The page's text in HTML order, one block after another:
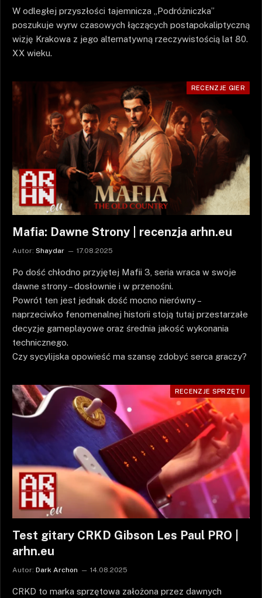
W odległej przyszłości tajemnicza „Podróżniczka”
poszukuje wyrw czasowych łączących postapokaliptyczną
wizję Krakowa z jego alternatywną rzeczywistością lat 80.
XX wieku.
RECENZJE GIER
Mafia: Dawne Strony | recenzja arhn.eu
Autor: Shaydar 17.08.2025
Po dość chłodno przyjętej Mafii 3, seria wraca w swoje
dawne strony – dosłownie i w przenośni.
Powrót ten jest jednak dość mocno nierówny –
naprzeciwko fenomenalnej historii stoją tutaj przestarzałe
decyzje gameplayowe oraz średnia jakość wykonania
technicznego.
Czy sycylijska opowieść ma szansę zdobyć serca graczy?
RECENZJE SPRZĘTU
Test gitary CRKD Gibson Les Paul PRO |
arhn.eu
Autor: Dark Archon 14.08.2025
CRKD to marka sprzętowa założona przez dawnych